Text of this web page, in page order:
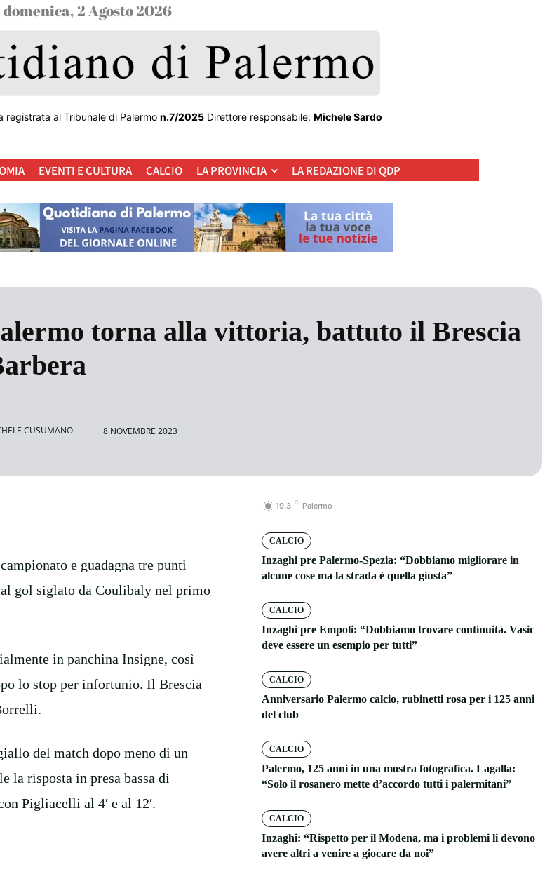
domenica, 2 Agosto 2026
registrata al Tribunale di Palermo n.7/2025Direttore responsabile: Michele Sardo
EVENTI E CULTURA CALCIO LA PROVINCIA LA REDAZIONE DI QDP
torna alla vittoria, battuto il Brescia
CUSUMANO 8 NOVEMBRE 2023
e guadagna tre punti
gol siglato da Coulibaly nel primo
in panchina Insigne, così
lo stop per infortunio. Il Brescia
del match dopo meno di un
la risposta in presa bassa di
Pigliacelli al 4′ e al 12′.
19.3 C Palermo
CALCIO
Inzaghi pre Palermo-Spezia: “Dobbiamo migliorare in
alcune cose ma la strada è quella giusta”
CALCIO
Inzaghi pre Empoli: “Dobbiamo trovare continuità. Vasic
deve essere un esempio per tutti”
CALCIO
Anniversario Palermo calcio, rubinetti rosa per i 125 anni
del club
CALCIO
Palermo, 125 anni in una mostra fotografica. Lagalla:
“Solo il rosanero mette d’accordo tutti i palermitani”
CALCIO
Inzaghi: “Rispetto per il Modena, ma i problemi li devono
avere altri a venire a giocare da noi”